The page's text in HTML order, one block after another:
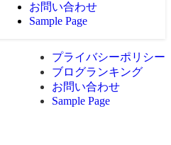
お問い合わせ
Sample Page
プライバシーポリシー
ブログランキング
お問い合わせ
Sample Page